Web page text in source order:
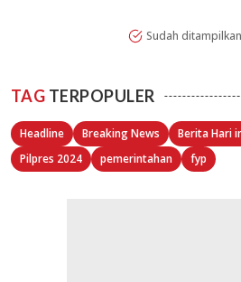
Sudah
TAG TERPOPULER
Headline Breaking News Berita Hari
Pilpres 2024
pemerintahan fyp